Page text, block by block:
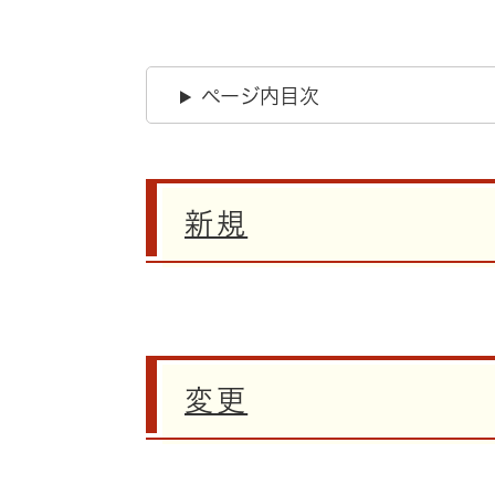
ページ内目次
新規
変更